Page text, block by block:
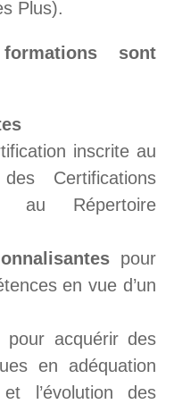
Plus).
sont
inscrite au
Certifications
au Répertoire
pour
en vue d’un
pour acquérir des
en adéquation
l’évolution des